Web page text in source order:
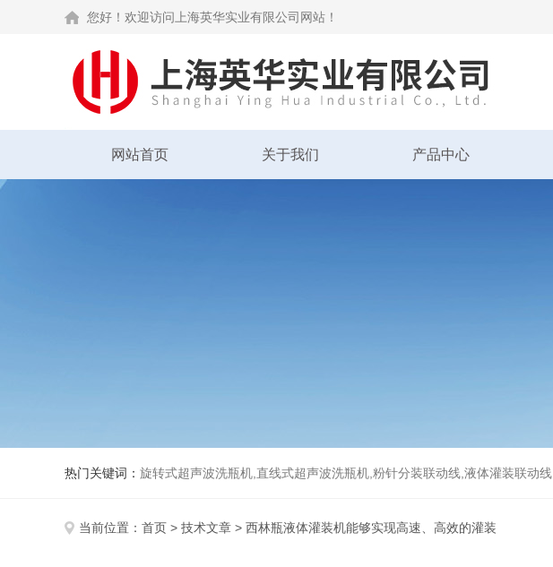
您好！欢迎访问上海英华实业有限公司网站！
网站首页 关于我们 产品中心
热门关键词： 旋转式超声波洗瓶机,直线式超声波洗瓶机,粉针分装联动线,液体灌装联动线
当前位置： 首页 > 技术文章 > 西林瓶液体灌装机能够实现高速、高效的灌装